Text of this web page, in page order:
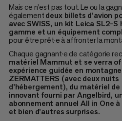
Mais ce n’est pas tout. Le ou la
égalementdeux billets d’avion
avec SWISS, un kit Leica SL2-S
gamme et un équipement
pour être prêt·e à affronter la
Chaque gagnant·e de catégorie
matériel Mammut et se verra
expérience guidée en
ZERMATTERS (avec deux nuits
d’hébergement), du matériel
innovant fourni par Angelbird,
abonnement annuel All in One
et bien d’autres surprises.